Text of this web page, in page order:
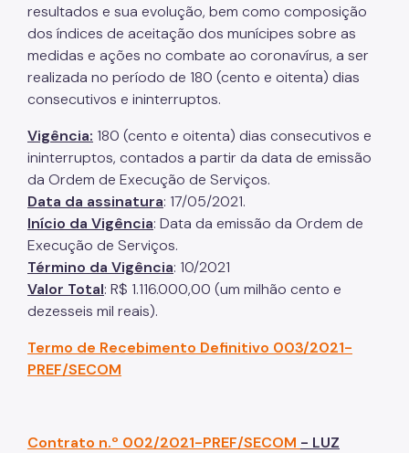
resultados e sua evolução, bem como composição
dos índices de aceitação dos munícipes sobre as
medidas e ações no combate ao coronavírus, a ser
realizada no período de 180 (cento e oitenta) dias
consecutivos e ininterruptos.
Vigência: 180 (cento e oitenta) dias consecutivos e
ininterruptos, contados a partir da data de emissão
da Ordem de Execução de Serviços.
Data da assinatura: 17/05/2021.
Início da Vigência: Data da emissão da Ordem de
Execução de Serviços.
Término da Vigência: 10/2021
Valor Total: R$ 1.116.000,00 (um milhão cento e
dezesseis mil reais).
Termo de Recebimento Definitivo 003/2021-
PREF/SECOM
Contrato n.º 002/2021-PREF/SECOM - LUZ